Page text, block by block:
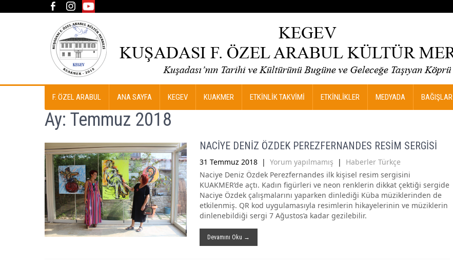
F. ÖZEL ARABUL ANA SAYFA KEGEV KUAKMER ETKİNLİK TAKVİMİ ETKİNLİKLER MEDYADA BAĞIŞLAR
Ay: Temmuz 2018
NACİYE DENİZ ÖZDEK PEREZFERNANDES RESİM SERGİSİ
31 Temmuz 2018 | Yorum yapılmamış | Haberler Türkçe
Naciye Deniz Özdek Perezfernandes ilk kişisel resim sergisini
KUAKMER’de açtı. Kadın figürleri ve neon renklerin dikkat çektiği sergide
Naciye Özdek çalışmalarını yaparken dinlediği Küba müziklerinden de
etkilenmiş. QR kod uygulamasıyla resimlerin hikayelerinin ve müziklerin
dinlenebildiği sergi 7 Ağustos’a kadar gezilebilir.
Devamını Oku →